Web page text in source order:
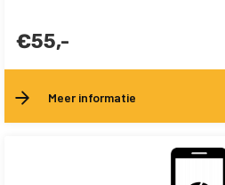
€55,-
Meer informatie